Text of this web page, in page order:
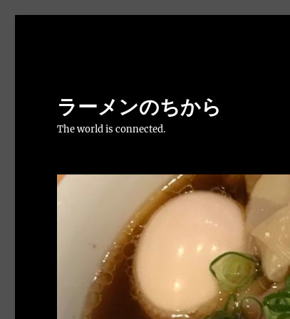
ラーメンのちから
The world is connected.